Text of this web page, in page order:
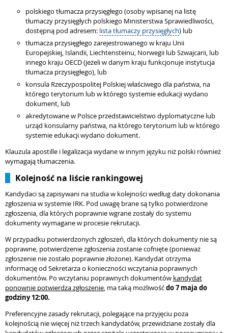
polskiego tłumacza przysięgłego (osoby wpisanej na listę
tłumaczy przysięgłych polskiego Ministerstwa Sprawiedliwości,
dostępną pod adresem: lista tłumaczy przysięgłych) lub
tłumacza przysięgłego zarejestrowanego w kraju Unii
Europejskiej, Islandii, Liechtensteinu, Norwegii lub Szwajcarii, lub
innego kraju OECD (jeżeli w danym kraju funkcjonuje instytucja
tłumacza przysięgłego), lub
konsula Rzeczypospolitej Polskiej właściwego dla państwa, na
którego terytorium lub w którego systemie edukacji wydano
dokument, lub
akredytowane w Polsce przedstawicielstwo dyplomatyczne lub
urząd konsularny państwa, na którego terytorium lub w którego
systemie edukacji wydano dokument.
Klauzula apostille i legalizacja wydane w innym języku niż polski również
wymagają tłumaczenia.
Kolejność na liście rankingowej
Kandydaci są zapisywani na studia w kolejności według daty dokonania
zgłoszenia w systemie IRK. Pod uwagę brane są tylko potwierdzone
zgłoszenia, dla których poprawnie wgrane zostały do systemu
dokumenty wymagane w procesie rekrutacji.
W przypadku potwierdzonych zgłoszeń, dla których dokumenty nie są
poprawne, potwierdzenie zgłoszenia zostanie cofnięte (ponieważ
zgłoszenie nie zostało poprawnie złożone). Kandydat otrzyma
informację od Sekretarza o konieczności wczytania poprawnych
dokumentów. Po wczytaniu poprawnych dokumentów kandydat
ponownie potwierdza zgłoszenie, ma taką możliwośćdo 7 maja do
godziny 12:00.
Preferencyjne zasady rekrutacji, polegające na przyjęciu poza
kolejnością nie więcej niż trzech kandydatów, przewidziane zostały dla